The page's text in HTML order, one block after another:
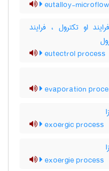
eutalloy-
او تکترول ، فرایند
eutectrol process
evaporation
exoergic process
exoergie process